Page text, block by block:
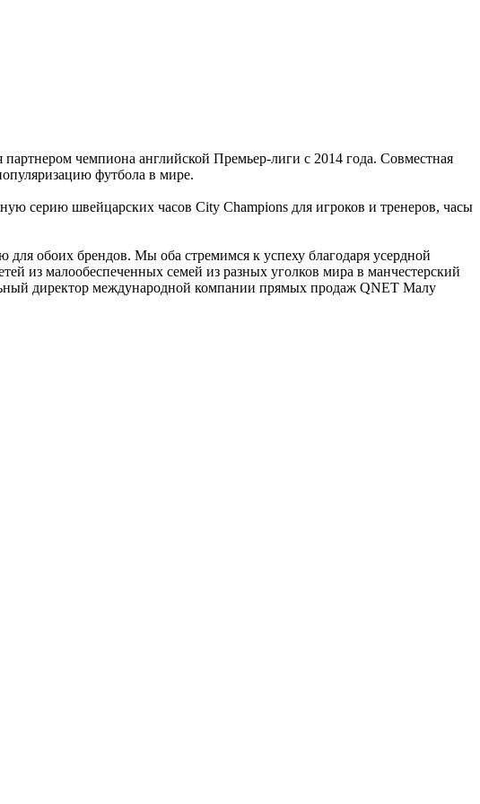
чемпиона английской Премьер-лиги с 2014 года. Совместная
футбола в мире.
серию швейцарских часов City Champions для игроков и тренеров, часы
для обоих брендов. Мы оба стремимся к успеху благодаря усердной
из малообеспеченных семей из разных уголков мира в манчестерский
директор международной компании прямых продаж QNET Малу